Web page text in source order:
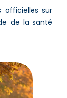
officielles sur
de la santé